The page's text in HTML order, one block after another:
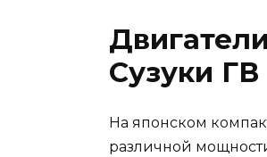
Сузуки ГВ
На японском
различной